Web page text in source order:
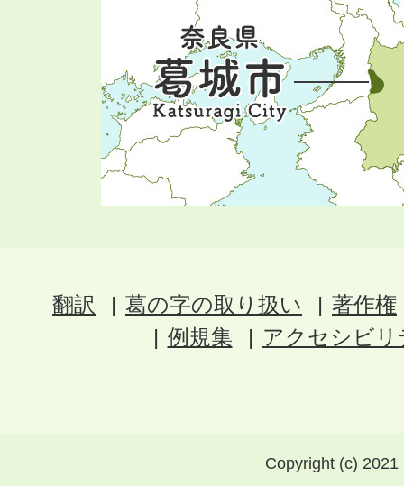
翻訳 葛の字の取り扱い
著作権
例規集
アクセシビ
Copyright (c)